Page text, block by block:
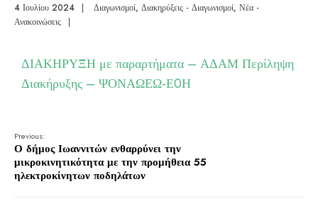
4 Ιουλίου 2024 | Διαγωνισμοί, Διακηρύξεις - Διαγωνισμοί, Νέα -
Ανακοινώσεις
|
ΔΙΑΚΗΡΥΞΗ με παραρτήματα – ΑΔΑΜΠερίληψη
Διακήρυξης – ΨΟΝΑΩΕΩ-Ε0Η
Previous:
Ο δήμος Ιωαννιτών ενθαρρύνει την
μικροκινητικότητα με την προμήθεια 55
ηλεκτροκίνητων ποδηλάτων